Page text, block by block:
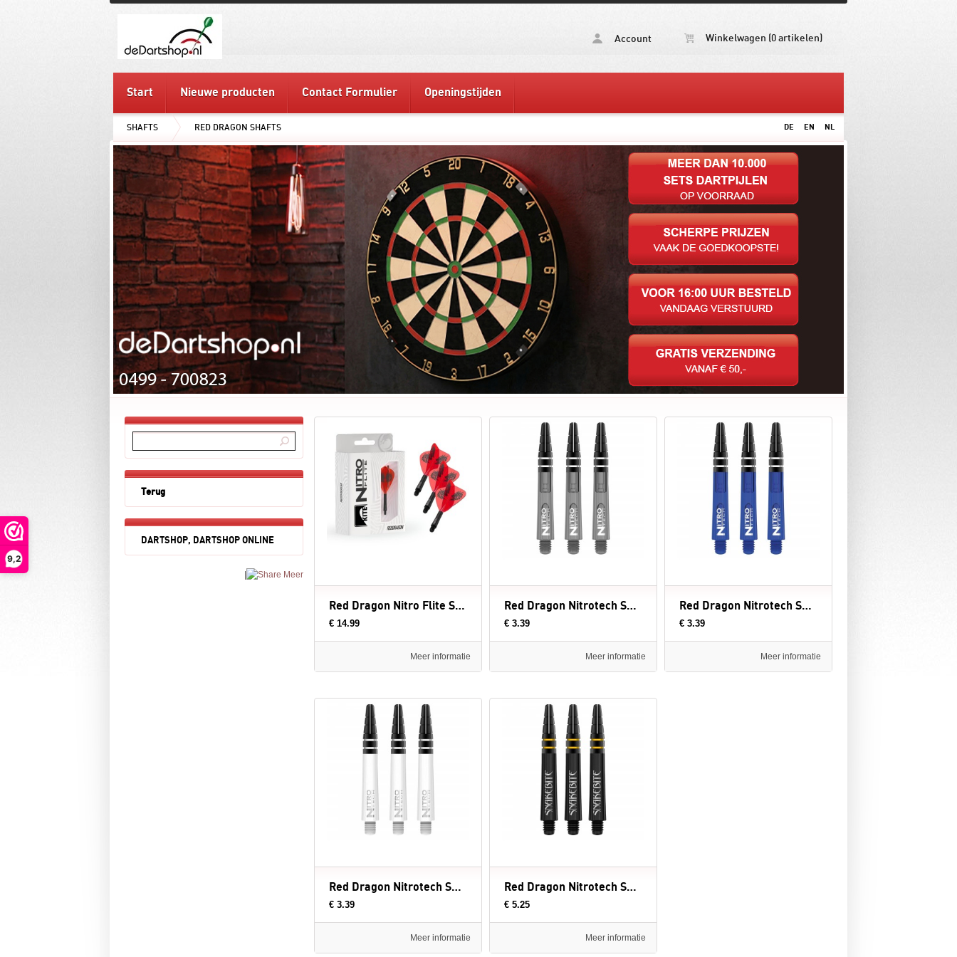
9,2
Account Winkelwagen (0 artikelen)
Start Nieuwe producten Contact Formulier Openingstijden
SHAFTS RED DRAGON SHAFTS DE EN NL
Terug
DARTSHOP, DARTSHOP ONLINE
Meer
Red Dragon Nitro Flite System Jonny Clayton Kite - Dart Flights
€ 14.99
Meer informatie
Red Dragon Nitrotech Shaft Black Tint
€ 3.39
Meer informatie
Red Dragon Nitrotech Shaft Blue
€ 3.39
Meer informatie
Red Dragon Nitrotech Shaft White
€ 3.39
Meer informatie
Red Dragon Nitrotech Snakebite Shaft Black
€ 5.25
Meer informatie